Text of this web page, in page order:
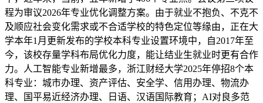
程为审议2026年专业优化调整方案。由于就业不抱负、不克不
及顺应社会变化需求或不合适学校的特色定位等缘由，正在大
学本年1月更新发布的学校本科专业设置环境中，自2017年至
今，该校存量学科布局优化力度，能让结业生就业时更有合作
力。人工智能专业新增最多，浙江财经大学2025年停招8个本
科专业：城市办理、资产评估、安全学、信用办理、物流办
理、国平易近经济办理、日语、汉语国际教育；AI对良多范